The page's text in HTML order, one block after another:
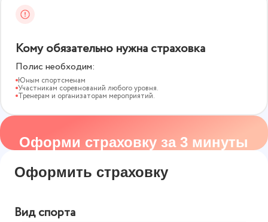
Кому обязательно нужна страховка
Полис необходим:
Юным спортсменам
Участникам соревнований любого уровня.
Тренерам и организаторам мероприятий.
Оформи страховку за 3 минуты
Оформить страховку
Вид спорта